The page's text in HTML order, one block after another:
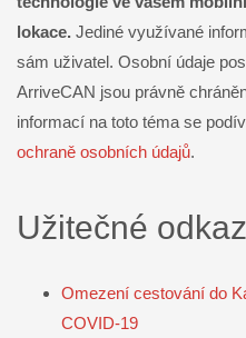
lokace. Jediné využívané
sám uživatel. Osobní údaje
ArriveCAN jsou právně
informací na toto téma se
ochraně osobních údajů.
Užitečné
Omezení cestování do
COVID-19